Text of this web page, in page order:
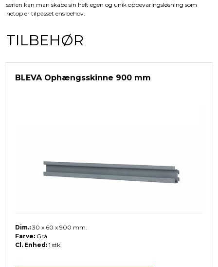
serien kan man skabe sin helt egen og unik opbevaringsløsning som
netop er tilpasset ens behov.
TILBEHØR
BLEVA Ophængsskinne 900 mm
Dim.: 30 x 60 x 900 mm.
Farve: Grå
Cl. Enhed: 1 stk.